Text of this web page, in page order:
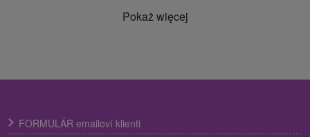
Pokaż więcej
FORMULÁR emailoví klienti